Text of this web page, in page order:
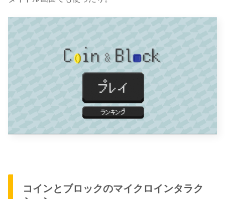
コインとブロックのマイクロインタラク